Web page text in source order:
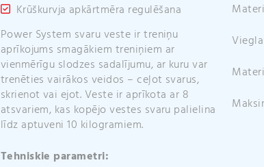
Krūškurvja apkārtmēra regulēšana
Power System svaru veste ir treniņu
aprīkojums smagākiem treniņiem ar
vienmērīgu slodzes sadalījumu, ar kuru var
trenēties vairākos veidos – ceļot svarus,
skrienot vai ejot. Veste ir aprīkota ar 8
atsvariem, kas kopējo vestes svaru palielina
līdz aptuveni 10 kilogramiem.
Tehniskie parametri: